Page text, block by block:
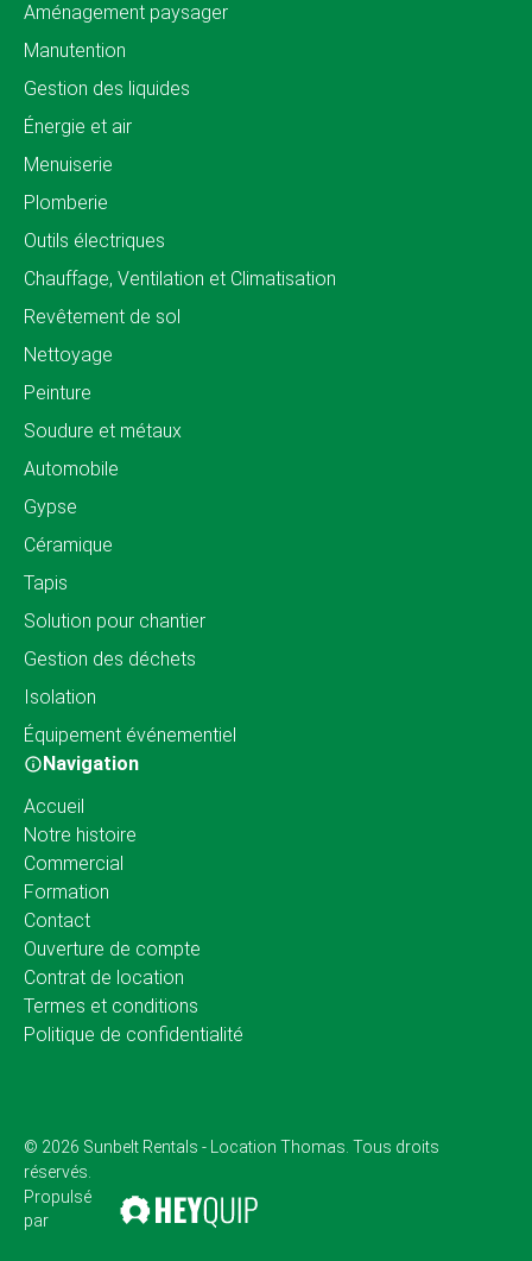
Aménagement paysager
Manutention
Gestion des liquides
Énergie et air
Menuiserie
Plomberie
Outils électriques
Chauffage, Ventilation et Climatisation
Revêtement de sol
Nettoyage
Peinture
Soudure et métaux
Automobile
Gypse
Céramique
Tapis
Solution pour chantier
Gestion des déchets
Isolation
Équipement événementiel
Navigation
Accueil
Notre histoire
Commercial
Formation
Contact
Ouverture de compte
Contrat de location
Termes et conditions
Politique de confidentialité
© 2026 Sunbelt Rentals - Location Thomas. Tous droits
réservés.
Propulsé
par